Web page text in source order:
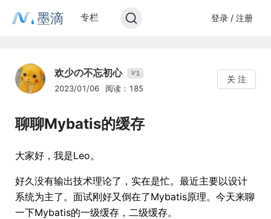
墨滴 专栏 登录 / 注册
欢少の不忘初心 V1
2023/01/06 阅读：185
关 注
聊聊Mybatis的缓存
大家好，我是Leo。
好久没有输出技术理论了，实在是忙。最近主要以设计
系统为主了。面试刚好又倒在了Mybatis原理。今天来聊
一下Mybatis的一级缓存，二级缓存。